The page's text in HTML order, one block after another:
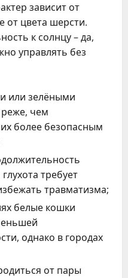
зависит от
от цвета шерсти.
к солнцу – да,
управлять без
или зелёными
реже, чем
более безопасным
требует
травматизма;
белые кошки
однако в городах
от пары